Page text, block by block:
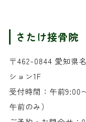
さたけ接骨院
〒462-0844 愛知県
ション1F
受付時間：午前9:00
午前のみ）